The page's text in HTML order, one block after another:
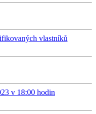
vlastníků
v 18:00 hodin